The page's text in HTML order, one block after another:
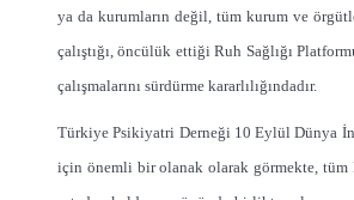
ya da kurumların değil, tüm kurum ve
çalıştığı, öncülük ettiği Ruh Sağlığı
çalışmalarını sürdürme kararlılığındadır.
Türkiye Psikiyatri Derneği 10 Eylül Dünya
için önemli bir olanak olarak görmekte, tüm